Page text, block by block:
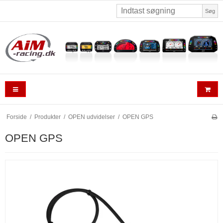
Søg
Forside / Produkter / OPEN udvidelser / OPEN GPS
OPEN GPS